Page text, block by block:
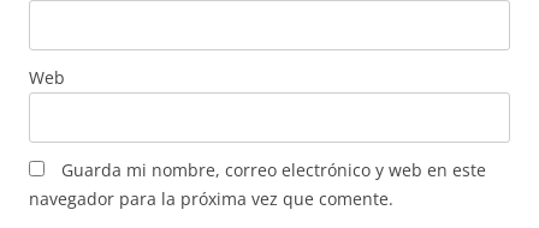
Web
Guarda mi nombre, correo electrónico y web en este
navegador para la próxima vez que comente.